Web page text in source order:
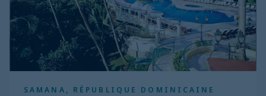
SAMANA, RÉPUBLIQUE DOMINICAINE